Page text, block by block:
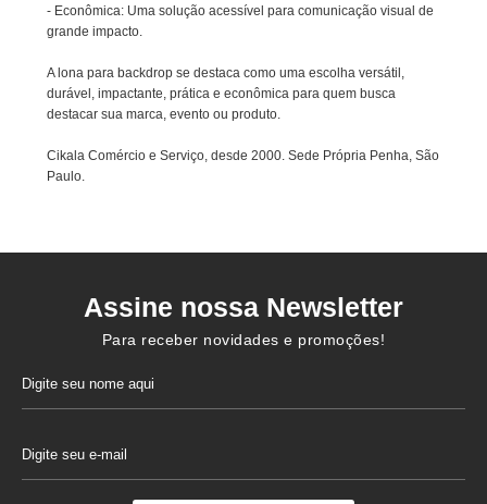
- Econômica: Uma solução acessível para comunicação visual de
grande impacto.
A lona para backdrop se destaca como uma escolha versátil,
durável, impactante, prática e econômica para quem busca
destacar sua marca, evento ou produto.
Cikala Comércio e Serviço, desde 2000. Sede Própria Penha, São
Paulo.
Assine nossa Newsletter
Para receber novidades e promoções!